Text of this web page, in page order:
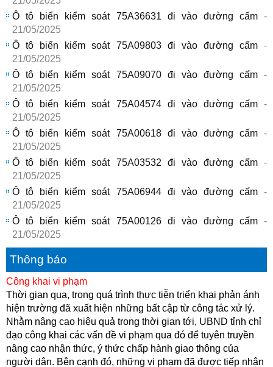
Ô tô biển kiểm soát 75A36631 đi vào đường cấm-
21/05/2025
Ô tô biển kiểm soát 75A09803 đi vào đường cấm-
21/05/2025
Ô tô biển kiểm soát 75A09070 đi vào đường cấm-
21/05/2025
Ô tô biển kiểm soát 75A04574 đi vào đường cấm-
21/05/2025
Ô tô biển kiểm soát 75A00618 đi vào đường cấm-
21/05/2025
Ô tô biển kiểm soát 75A03532 đi vào đường cấm-
21/05/2025
Ô tô biển kiểm soát 75A06944 đi vào đường cấm-
21/05/2025
Ô tô biển kiểm soát 75A00126 đi vào đường cấm-
21/05/2025
Thông báo
Công khai vi phạm
Thời gian qua, trong quá trình thực tiễn triển khai phản ánh
hiện trường đã xuất hiện những bất cập từ công tác xử lý.
Nhằm nâng cao hiệu quả trong thời gian tới, UBND tỉnh chỉ
đạo công khai các vấn đề vi phạm qua đó để tuyên truyền
nâng cao nhận thức, ý thức chấp hành giao thông của
người dân. Bên cạnh đó, những vi phạm đã được tiếp nhận